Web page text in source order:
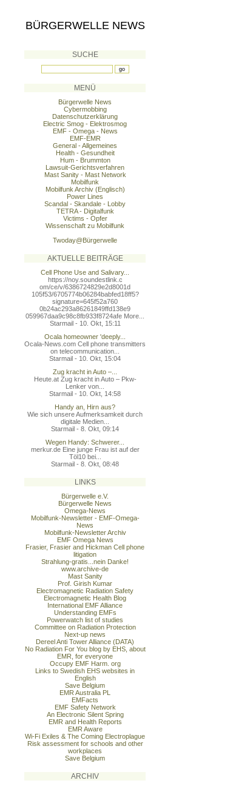
BÜRGERWELLE NEWS
SUCHE
MENÜ
Bürgerwelle News
Cybermobbing
Datenschutzerklärung
Electric Smog - Elektrosmog
EMF - Omega - News
EMF-EMR
General - Allgemeines
Health - Gesundheit
Hum - Brummton
Lawsuit-Gerichtsverfahren
Mast Sanity - Mast Network
Mobilfunk
Mobilfunk Archiv (Englisch)
Power Lines
Scandal - Skandale - Lobby
TETRA - Digitalfunk
Victims - Opfer
Wissenschaft zu Mobilfunk
Twoday@Bürgerwelle
AKTUELLE BEITRÄGE
Cell Phone Use and Salivary...
https://noy.soundestlink.c
om/ce/v/6386724829e2d8001d
105f53/6705774b06284babfed18ff5?
signature=645f52a760
0b24ac293a86261849ffd138e9
059967daa9c98c8fb933f8724afe More...
Starmail - 10. Okt, 15:11
Ocala homeowner 'deeply...
Ocala-News.com Cell phone transmitters
on telecommunication...
Starmail - 10. Okt, 15:04
Zug kracht in Auto –...
Heute.at Zug kracht in Auto – Pkw-
Lenker von...
Starmail - 10. Okt, 14:58
Handy an, Hirn aus?
Wie sich unsere Aufmerksamkeit durch
digitale Medien...
Starmail - 8. Okt, 09:14
Wegen Handy: Schwerer...
merkur.de Eine junge Frau ist auf der
Töl10 bei...
Starmail - 8. Okt, 08:48
LINKS
Bürgerwelle e.V.
Bürgerwelle News
Omega-News
Mobilfunk-Newsletter - EMF-Omega-
News
Mobilfunk-Newsletter Archiv
EMF Omega News
Frasier, Frasier and Hickman Cell phone
litigation
Strahlung-gratis...nein Danke!
www.archive-de
Mast Sanity
Prof. Girish Kumar
Electromagnetic Radiation Safety
Electromagnetic Health Blog
International EMF Alliance
Understanding EMFs
Powerwatch list of studies
Committee on Radiation Protection
Next-up news
Dereel Anti Tower Alliance (DATA)
No Radiation For You blog by EHS, about
EMR, for everyone
Occupy EMF Harm. org
Links to Swedish EHS websites in
English
Save Belgium
EMR Australia PL
EMFacts
EMF Safety Network
An Electronic Silent Spring
EMR and Health Reports
EMR Aware
Wi-Fi Exiles & The Coming Electroplague
Risk assessment for schools and other
workplaces
Save Belgium
ARCHIV